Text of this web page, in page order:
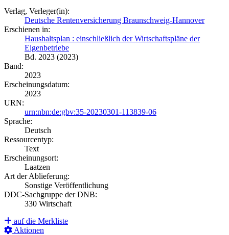
Verlag, Verleger(in):
Deutsche Rentenversicherung Braunschweig-Hannover
Erschienen in:
Haushaltsplan : einschließlich der Wirtschaftspläne der
Eigenbetriebe
Bd. 2023 (2023)
Band:
2023
Erscheinungsdatum:
2023
URN:
urn:nbn:de:gbv:35-20230301-113839-06
Sprache:
Deutsch
Ressourcentyp:
Text
Erscheinungsort:
Laatzen
Art der Ablieferung:
Sonstige Veröffentlichung
DDC-Sachgruppe der DNB:
330 Wirtschaft
auf die Merkliste
Aktionen